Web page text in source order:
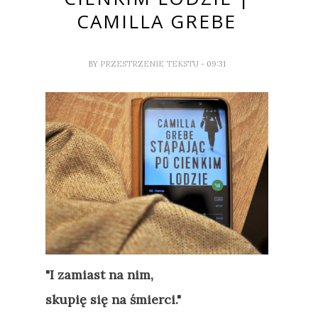
CAMILLA GREBE
BY PRZESTRZENIE TEKSTU - 09:31
"I zamiast na nim,
skupię się na śmierci."